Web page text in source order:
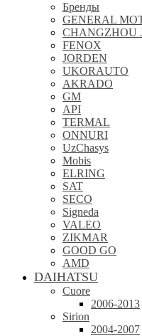
Бренды
GENERAL
CHANGZHOU
FENOX
JORDEN
UKORAUTO
AKRADO
GM
API
TERMAL
ONNURI
UzChasys
Mobis
ELRING
SAT
SECO
Signeda
VALEO
ZIKMAR
GOOD GO
AMD
DAIHATSU
Cuore
2006-2013
Sirion
2004-2007